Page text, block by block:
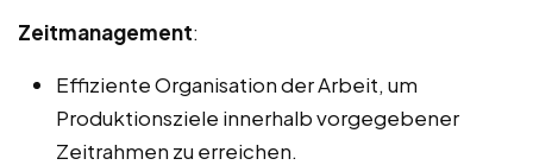
Zeitmanagement:
Effiziente Organisation der Arbeit, um
Produktionsziele innerhalb vorgegebener
Zeitrahmen zu erreichen.